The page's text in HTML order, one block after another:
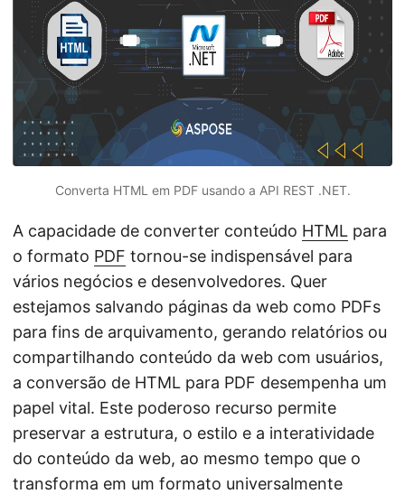
Converta HTML em PDF usando a API REST .NET.
A capacidade de converter conteúdo HTML para
o formato PDF tornou-se indispensável para
vários negócios e desenvolvedores. Quer
estejamos salvando páginas da web como PDFs
para fins de arquivamento, gerando relatórios ou
compartilhando conteúdo da web com usuários,
a conversão de HTML para PDF desempenha um
papel vital. Este poderoso recurso permite
preservar a estrutura, o estilo e a interatividade
do conteúdo da web, ao mesmo tempo que o
transforma em um formato universalmente